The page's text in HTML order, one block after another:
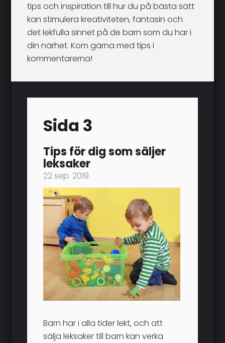
tips och inspiration till hur du på bästa sätt
kan stimulera kreativiteten, fantasin och
det lekfulla sinnet på de barn som du har i
din närhet. Kom gärna med tips i
kommentarerna!
Sida 3
Tips för dig som säljer
leksaker
22 sep. 2019
Barn har i alla tider lekt, och att
sälja leksaker till barn kan verka